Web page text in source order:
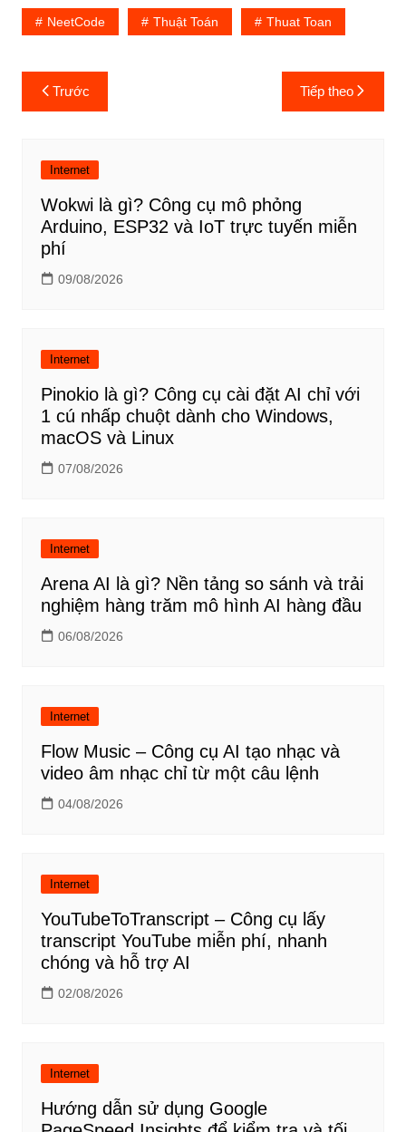
NeetCode Thuật Toán Thuat Toan
Điều
hướng
viết
Trước Tiếp theo
Internet
Wokwi là gì? Công cụ mô phỏng
Arduino, ESP32 và IoT trực tuyến miễn
phí
09/08/2026
Internet
Pinokio là gì? Công cụ cài đặt AI chỉ với
1 cú nhấp chuột dành cho Windows,
macOS và Linux
07/08/2026
Internet
Arena AI là gì? Nền tảng so sánh và trải
nghiệm hàng trăm mô hình AI hàng đầu
06/08/2026
Internet
Flow Music – Công cụ AI tạo nhạc và
video âm nhạc chỉ từ một câu lệnh
04/08/2026
Internet
YouTubeToTranscript – Công cụ lấy
transcript YouTube miễn phí, nhanh
chóng và hỗ trợ AI
02/08/2026
Internet
Hướng dẫn sử dụng Google